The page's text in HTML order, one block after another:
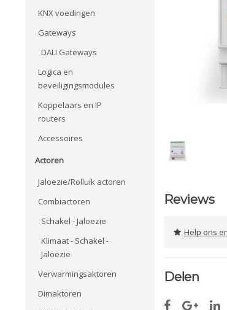
KNX voedingen
Gateways
DALI Gateways
Logica en
beveiligingsmodules
Koppelaars en IP
routers
Accessoires
Actoren
Jaloezie/Rolluik actoren
Combiactoren
Schakel - Jaloezie
Klimaat - Schakel -
Jaloezie
Verwarmingsaktoren
Dimaktoren
Reviews
Help ons en
Delen